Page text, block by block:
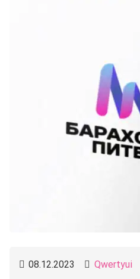
08.12.2023 Qwertyui